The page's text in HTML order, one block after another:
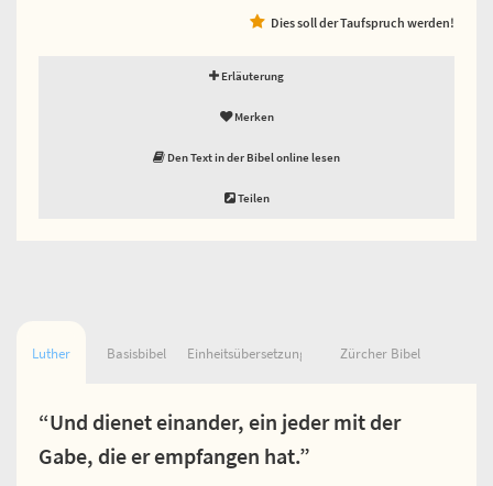
Dies soll der Taufspruch werden!
Erläuterung
Merken
Den Text in der Bibel online lesen
Teilen
Luther Basisbibel Einheitsübersetzung Zürcher Bibel
“Und dienet einander, ein jeder mit der
Gabe, die er empfangen hat.”